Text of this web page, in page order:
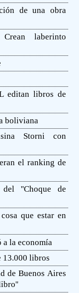
de una obra
laberinto
editan libros de
boliviana
Storni con
el ranking de
''Choque de
que estar en
a la economía
13.000 libros
de Buenos Aires